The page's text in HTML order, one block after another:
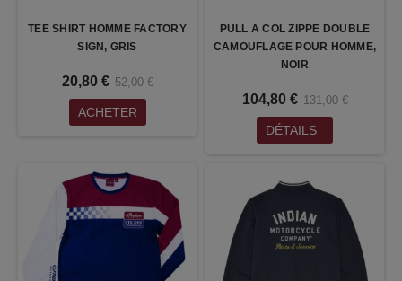
TEE SHIRT HOMME FACTORY
SIGN, GRIS
20,80 € 52,00 €
ACHETER
PULL A COL ZIPPE DOUBLE
CAMOUFLAGE POUR HOMME,
NOIR
104,80 € 131,00 €
DÉTAILS